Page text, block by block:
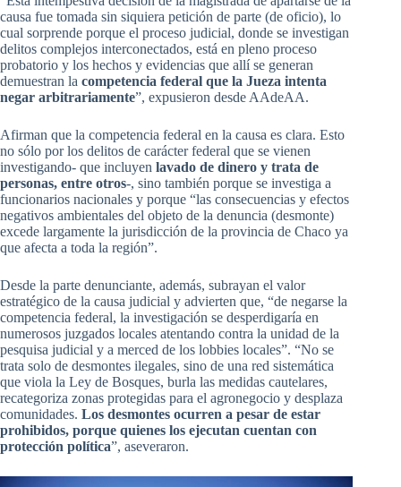
causa fue tomada sin siquiera petición de parte (de oficio), lo
cual sorprende porque el proceso judicial, donde se investigan
delitos complejos interconectados, está en pleno proceso
probatorio y los hechos y evidencias que allí se generan
demuestran la competencia federal que la Jueza intenta
negar arbitrariamente”, expusieron desde AAdeAA.
Afirman que la competencia federal en la causa es clara. Esto
no sólo por los delitos de carácter federal que se vienen
investigando- que incluyen lavado de dinero y trata de
personas, entre otros-, sino también porque se investiga a
funcionarios nacionales y porque “las consecuencias y efectos
negativos ambientales del objeto de la denuncia (desmonte)
excede largamente la jurisdicción de la provincia de Chaco ya
que afecta a toda la región”.
Desde la parte denunciante, además, subrayan el valor
estratégico de la causa judicial y advierten que, “de negarse la
competencia federal, la investigación se desperdigaría en
numerosos juzgados locales atentando contra la unidad de la
pesquisa judicial y a merced de los lobbies locales”. “No se
trata solo de desmontes ilegales, sino de una red sistemática
que viola la Ley de Bosques, burla las medidas cautelares,
recategoriza zonas protegidas para el agronegocio y desplaza
comunidades. Los desmontes ocurren a pesar de estar
prohibidos, porque quienes los ejecutan cuentan con
protección política”, aseveraron.